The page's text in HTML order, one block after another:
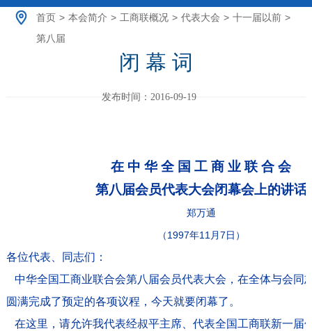
首页 > 本会简介 > 工商联概况 > 代表大会 > 十一届以前 >
第八届
闭 幕 词
发布时间：2016-09-19
在 中 华 全 国 工 商 业 联 合 会
第八届会员代表大会闭幕会上的讲话
郑万通
（1997年11月7日）
各位代表、同志们：
中华全国工商业联合会第八届会员代表大会，在全体与会同
圆满完成了预定的各项议程，今天就要闭幕了。
在这里，请允许我代表经叔平主席、代表全国工商联新一届